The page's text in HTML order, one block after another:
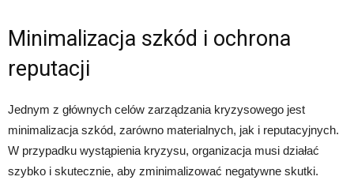
Minimalizacja szkód i ochrona
reputacji
Jednym z głównych celów zarządzania kryzysowego jest
minimalizacja szkód, zarówno materialnych, jak i reputacyjnych.
W przypadku wystąpienia kryzysu, organizacja musi działać
szybko i skutecznie, aby zminimalizować negatywne skutki.